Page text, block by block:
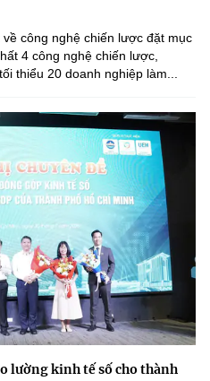
công nghệ chiến lược đặt mục
4 công nghệ chiến lược,
thiểu 20 doanh nghiệp làm...
lường kinh tế số cho thành